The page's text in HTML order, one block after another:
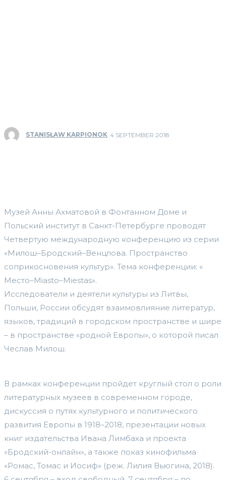
STANISŁAW KARPIONOK 4 SEPTEMBER 2018
Музей Анны Ахматовой в Фонтанном Доме и
Польский институт в Санкт-Петербурге проводят
Четвертую международную конференцию из серии
«Милош–Бродский–Венцлова. Пространство
соприкосновения культур». Тема конференции: «
Место–Miasto–Miestas».
Исследователи и деятели культуры из Литвы,
Польши, России обсудят взаимовлияние литератур,
языков, традиций в городском пространстве и шире
– в пространстве «родной Европы», о которой писал
Чеслав Милош.
В рамках конференции пройдет круглый стол о роли
литературных музеев в современном городе,
дискуссия о путях культурного и политического
развития Европы в 1918–2018, презентации новых
книг издательства Ивана Лимбаха и проекта
«Бродский-онлайн», а также показ кинофильма
«Ромас, Томас и Иосиф» (реж. Лилия Вьюгина, 2018).